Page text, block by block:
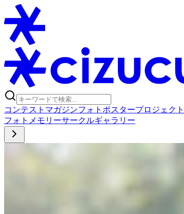
コンテスト マガジンフォトポスタープロジェクト
フォト メモリーサークルギャラリー